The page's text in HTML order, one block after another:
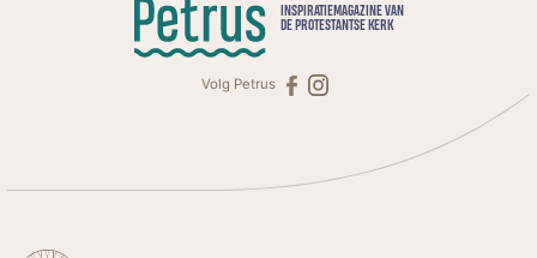
INSPIRATIEMAGAZINE VAN
DE PROTESTANTSE KERK
Volg Petrus